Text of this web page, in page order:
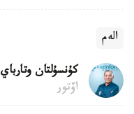
الەم
كۇنسۇلتان وتارباي
اۆتور